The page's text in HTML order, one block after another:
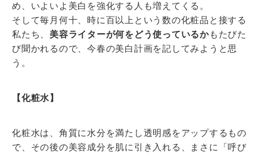
め、いよいよ美白を強化する人も増えてくる。
そして毎月何十、時に百以上という数の化粧品と接する
私たち、 美容ライターが何をどう使っているかもたびた
び聞かれるので、今春の美白計画を記してみようと思
う。
【化粧水】
化粧水は、角質に水分を満たし透明感をアップするもの
で、その後の美容成分を肌に引き入れる、まさに「呼び